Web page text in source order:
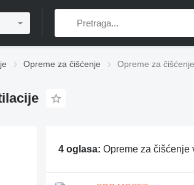
Opreme za čišćenje Opreme za
4 oglasa: Opreme za čišćenje